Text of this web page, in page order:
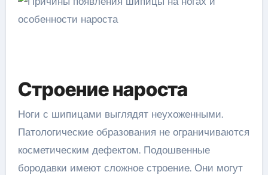
Строение нароста
Ноги с шипицами выглядят неухоженными.
Патологические образования не ограничиваются
косметическим дефектом. Подошвенные
бородавки имеют сложное строение. Они могут